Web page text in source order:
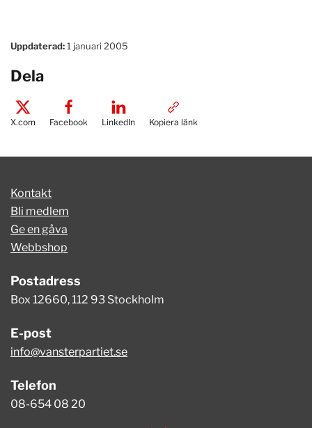
Uppdaterad:1 januari 2005
Dela
X.com Facebook LinkedIn Kopiera länk
Kontakt
Bli medlem
Ge en gåva
Webbshop
Postadress
Box 12660, 112 93 Stockholm
E-post
info@vansterpartiet.se
Telefon
08-654 08 20